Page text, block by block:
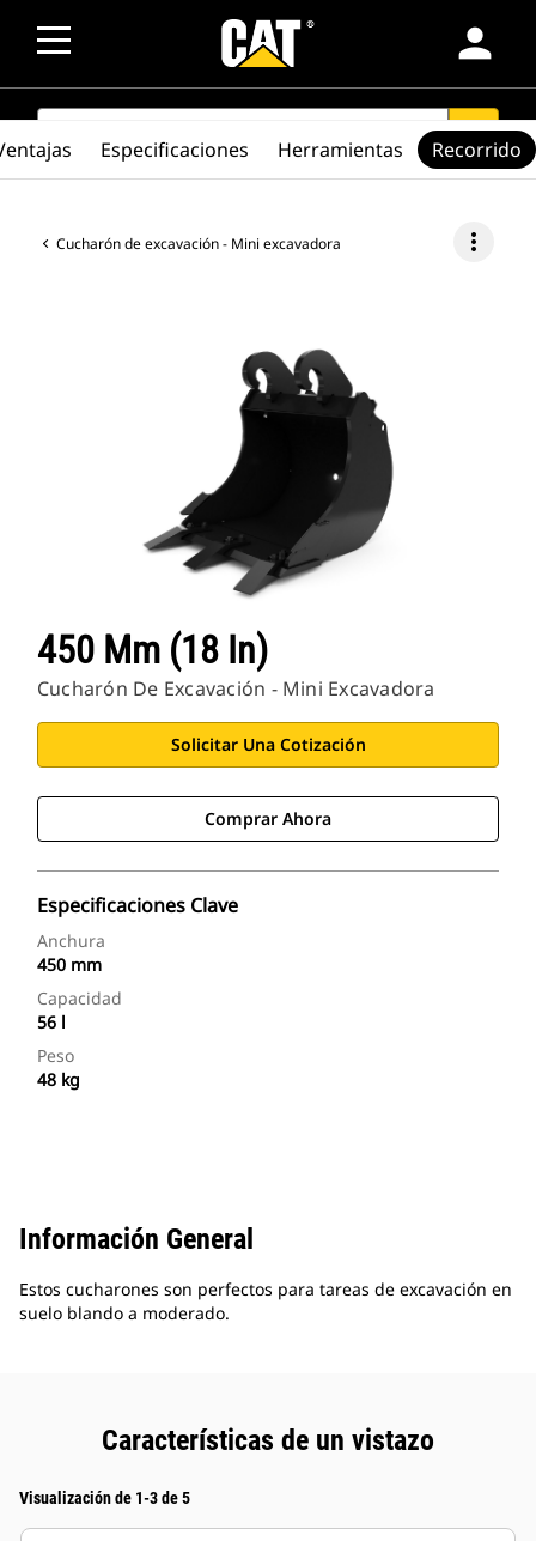
person
SEARCH search
Cucharón de excavación - Mini excavadora more_vert
450 Mm (18 In)
Cucharón De Excavación - Mini Excavadora
Solicitar Una Cotización
Comprar Ahora
Especificaciones Clave
Anchura
450 mm
Capacidad
56 l
Peso
48 kg
Especificaciones Herramientas Recorrido
Información General
Estos cucharones son perfectos para tareas de excavación en
suelo blando a moderado.
Características de un vistazo
Visualización de 1-3 de 5